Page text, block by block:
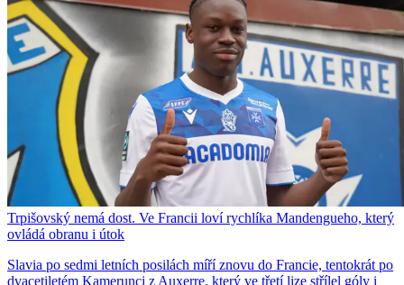
Trpišovský nemá dost. Ve Francii loví rychlíka Mandengueho, který
ovládá obranu i útok
Slavia po sedmi letních posilách míří znovu do Francie, tentokrát po
dvacetiletém Kamerunci z Auxerre, který ve třetí lize střílel góly i